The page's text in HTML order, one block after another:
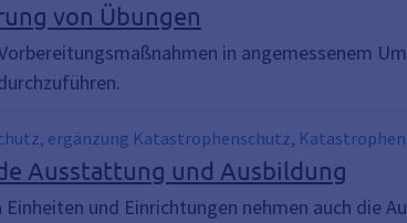
von Übungen
in angemessenem
ergänzung Katastrophenschutz,
Ausstattung und Ausbildung
und Einrichtungen nehmen auch die